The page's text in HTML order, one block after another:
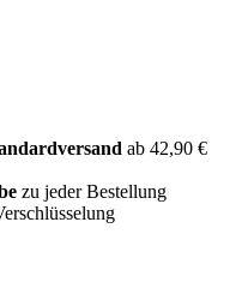
ab 42,90 €
zu jeder Bestellung